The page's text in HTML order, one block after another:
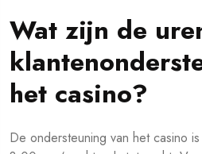
Wat zijn de
het casino?
De ondersteuning van het casino